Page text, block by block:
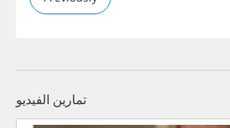
تمارين الفيديو